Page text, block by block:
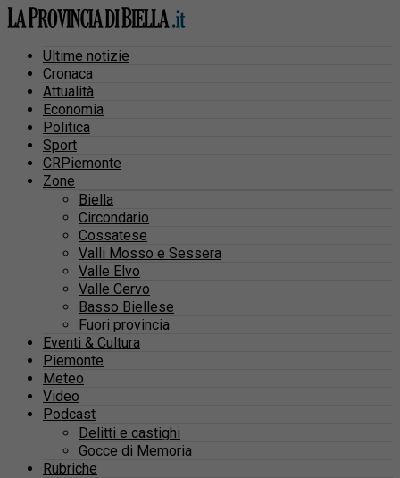
Ultime notizie
Cronaca
Attualità
Economia
Politica
Sport
CRPiemonte
Zone
Biella
Circondario
Cossatese
Valli Mosso e Sessera
Valle Elvo
Valle Cervo
Basso Biellese
Fuori provincia
Eventi & Cultura
Piemonte
Meteo
Video
Podcast
Delitti e castighi
Gocce di Memoria
Rubriche